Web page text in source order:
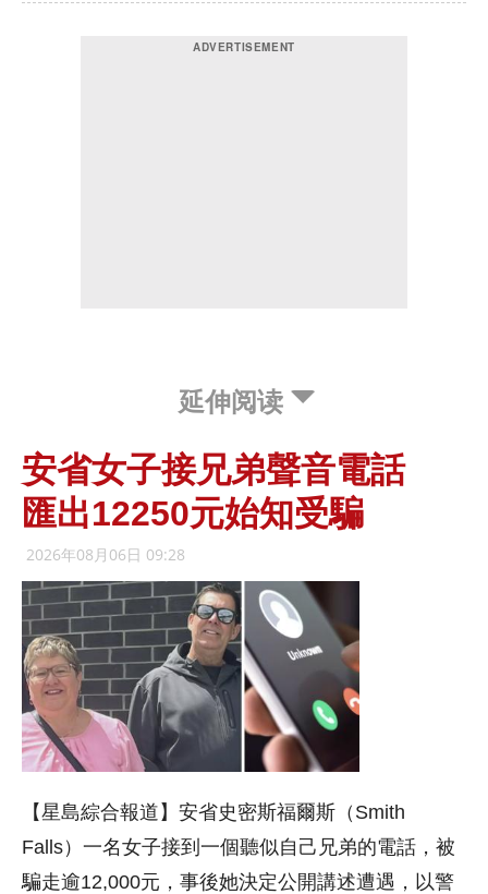
延伸阅读
安省女子接兄弟聲音電話
匯出12250元始知受騙
2026年08月06日 09:28
【星島綜合報道】安省史密斯福爾斯（Smith
Falls）一名女子接到一個聽似自己兄弟的電話，被
騙走逾12,000元，事後她決定公開講述遭遇，以警